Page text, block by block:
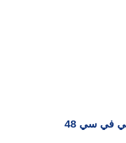
كل ما تحتاج معرفته عن بي في سي 48